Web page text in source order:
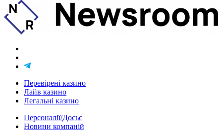
Перевірені казино
Лайв казино
Легальні казино
Персоналії/Досьє
Новини компаній